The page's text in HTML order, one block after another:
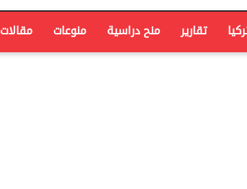
تقارير منح دراسية منوعات مقالات